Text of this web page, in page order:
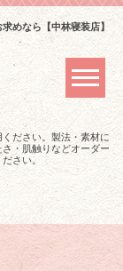
めなら【中林寝装店】
ださい。製法・素材に
・肌触りなどオーダー
さい。